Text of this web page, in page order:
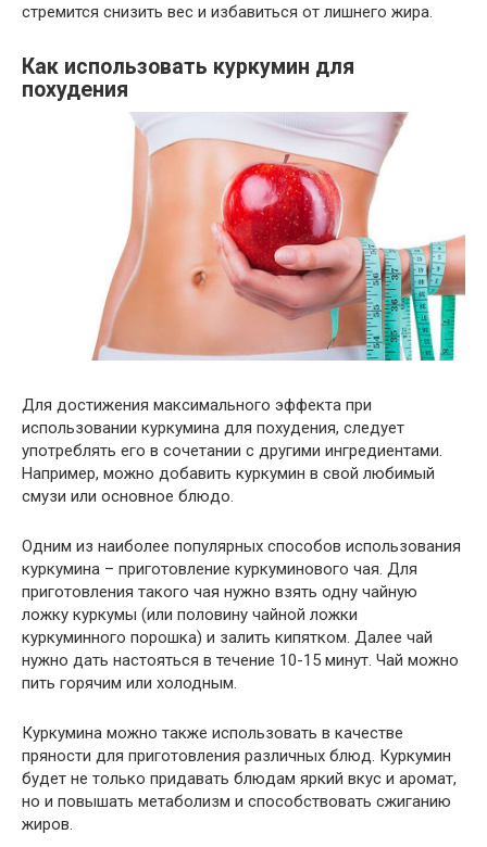
стремится снизить вес и избавиться от лишнего жира.
Как использовать куркумин для
похудения
Для достижения максимального эффекта при
использовании куркумина для похудения, следует
употреблять его в сочетании с другими ингредиентами.
Например, можно добавить куркумин в свой любимый
смузи или основное блюдо.
Одним из наиболее популярных способов использования
куркумина – приготовление куркуминового чая. Для
приготовления такого чая нужно взять одну чайную
ложку куркумы (или половину чайной ложки
куркуминного порошка) и залить кипятком. Далее чай
нужно дать настояться в течение 10-15 минут. Чай можно
пить горячим или холодным.
Куркумина можно также использовать в качестве
пряности для приготовления различных блюд. Куркумин
будет не только придавать блюдам яркий вкус и аромат,
но и повышать метаболизм и способствовать сжиганию
жиров.